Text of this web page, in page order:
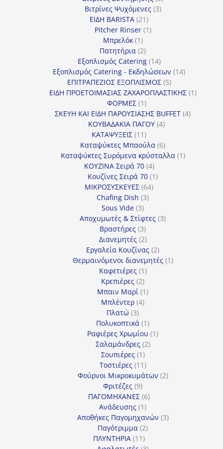
προϊόντα
Βιτρίνες Ψυχόμενες 33
ΕΙΔΗ BARISTA 2121
προϊόντα
Pitcher Rinser 11
Μπρελόκ 11
προϊόν
Πατητήρια 22
προϊόντα
Εξοπλισμός Catering 1414
προϊόντα
Εξοπλισμός Catering - Εκδηλώσεων 1414
ΕΠΙΤΡΑΠΕΖΙΟΣ ΕΞΟΠΛΙΣΜΟΣ 55
προϊόντα
ΕΙΔΗ ΠΡΟΕΤΟΙΜΑΣΙΑΣ ΖΑΧΑΡΟΠΛΑΣΤΙΚΗΣ 11
ΦΟΡΜΕΣ 11
προϊόν
ΣΚΕΥΗ ΚΑΙ ΕΙΔΗ ΠΑΡΟΥΣΙΑΣΗΣ BUFFET 44
ΚΟΥΒΑΔΑΚΙΑ ΠΑΓΟΥ 44
ΚΑΤΑΨΥΞΕΙΣ 1111
προϊόντα
Καταψύκτες Μπαούλα 66
προϊόντα
Καταψύκτες Συρόμενα κρύσταλλα 11
ΚΟΥΖΙΝΑ Σειρά 70 44
προϊόντα
Κουζίνες Σειρά 70 11
ΜΙΚΡΟΣΥΣΚΕΥΕΣ 6464
Chafing Dish 33
Sous Vide 33
προϊόντα
Αποχυμωτές & Στίφτες 33
Βραστήρες 33
προϊόντα
Διανεμητές 22
προϊόντα
Εργαλεία Κουζίνας 22
προϊόντα
Θερμαινόμενοι διανεμητές 11
Καφετιέρες 11
προϊόν
Κρεπιέρες 22
προϊόντα
Μπαιν Μαρί 11
Μπλέντερ 44
Πλατώ 33
προϊόντα
Πολυκοπτικά 11
προϊόν
Ραφιέρες Χρωμίου 11
Σαλαμάνδρες 22
Σουπιέρες 11
προϊόν
Τοστιέρες 1111
προϊόντα
Φούρνοι Μικροκυμάτων 22
Φριτέζες 99
προϊόντα
ΠΑΓΟΜΗΧΑΝΕΣ 66
Ανάδευσης 11
προϊόν
Αποθήκες Παγομηχανών 33
Παγότριμμα 22
ΠΛΥΝΤΗΡΙΑ 1111